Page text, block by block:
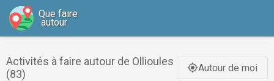
Que faire
autour
Activités à faire autour de Ollioules
(83)
gps_fixedAutour de moi